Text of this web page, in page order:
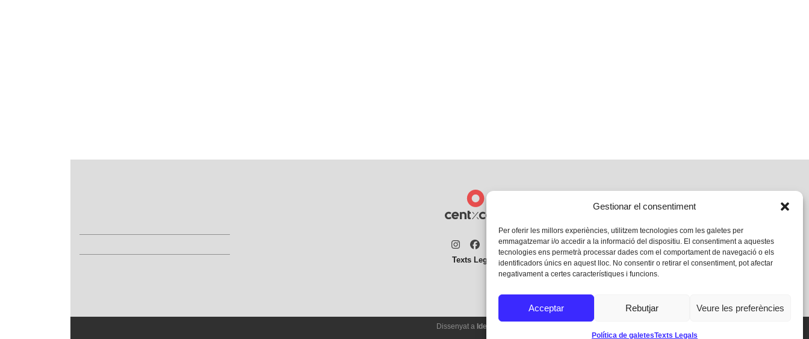
Gestionar el consentiment
Per oferir les millors experiències, utilitzem tecnologies com les galetes per
emmagatzemar i/o accedir a la informació del dispositiu. El consentiment a aquestes
tecnologies ens permetrà processar dades com el comportament de navegació o els
identificadors únics en aquest lloc. No consentir o retirar el consentiment, pot afectar
negativament a certes característiques i funcions.
Acceptar Rebutjar Veure les preferències
Política de galetesTexts Legals
Instagram
Facebook
Twitter
Texts Legals
Dissenyat a Ideograma